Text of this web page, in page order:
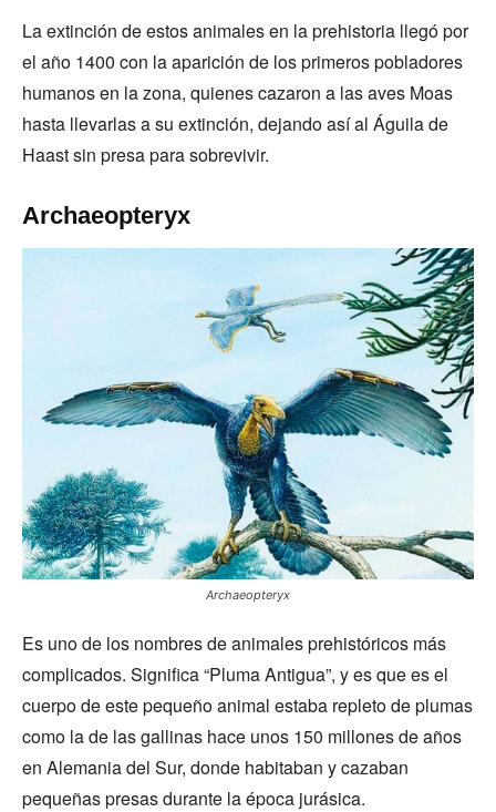
La extinción de estos animales en la prehistoria llegó por
el año 1400 con la aparición de los primeros pobladores
humanos en la zona, quienes cazaron a las aves Moas
hasta llevarlas a su extinción, dejando así al Águila de
Haast sin presa para sobrevivir.
Archaeopteryx
Archaeopteryx
Es uno de los nombres de animales prehistóricos más
complicados. Significa “Pluma Antigua”, y es que es el
cuerpo de este pequeño animal estaba repleto de plumas
como la de las gallinas hace unos 150 millones de años
en Alemania del Sur, donde habitaban y cazaban
pequeñas presas durante la época jurásica.